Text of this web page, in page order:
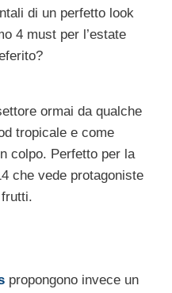
di un perfetto look
4 must per l’estate
ormai da qualche
tropicale e come
colpo. Perfetto per la
che vede protagoniste
propongono invece un